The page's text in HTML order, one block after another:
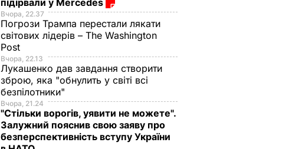
підірвали у Mercedes
Вчора, 22.37
Погрози Трампа перестали лякати
світових лідерів – The Washington
Post
Вчора, 22.13
Лукашенко дав завдання створити
зброю, яка "обнулить у світі всі
безпілотники"
Вчора, 21.24
"Стільки ворогів, уявити не можете".
Залужний пояснив свою заяву про
безперспективність вступу України